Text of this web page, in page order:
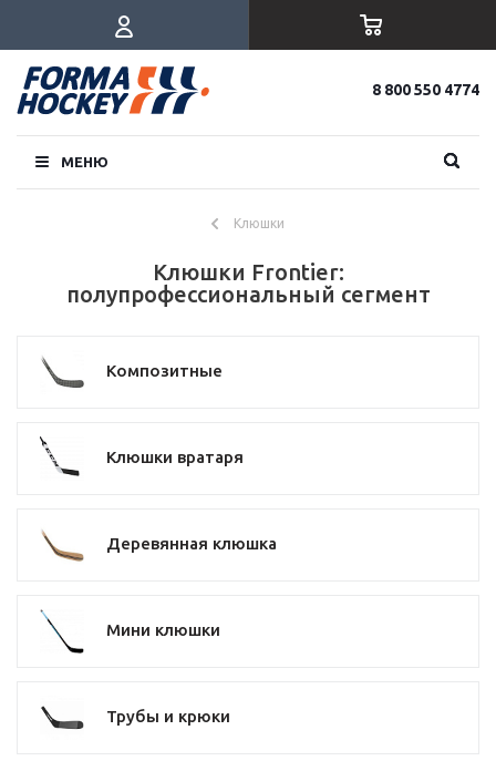
8 800 550 4774
МЕНЮ
Клюшки
Клюшки Frontier:
полупрофессиональный сегмент
Композитные
Клюшки вратаря
Деревянная клюшка
Мини клюшки
Трубы и крюки